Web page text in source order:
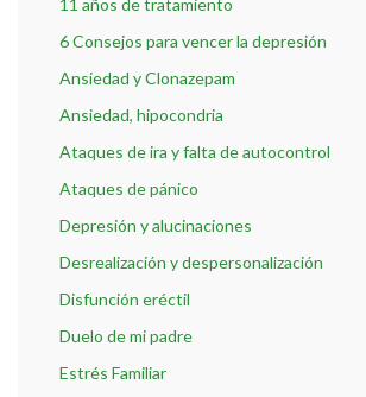
6 Consejos para vencer la depresión
Ansiedad y Clonazepam
Ansiedad, hipocondria
Ataques de ira y falta de autocontrol
Ataques de pánico
Depresión y alucinaciones
Desrealización y despersonalización
Disfunción eréctil
Duelo de mi padre
Estrés Familiar